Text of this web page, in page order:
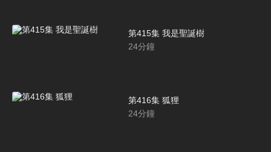
第415集 我是聖誕樹
24分鐘
第416集 狐狸
24分鐘